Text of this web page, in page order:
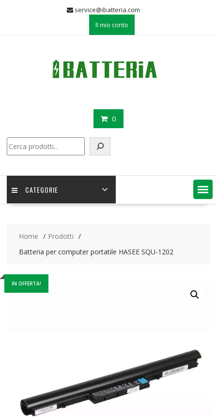
service@ibatteria.com
Il mio conto
0
CATEGORIE
Home
Prodotti
Batteria per computer portatile HASEE SQU-1202
IN OFFERTA!